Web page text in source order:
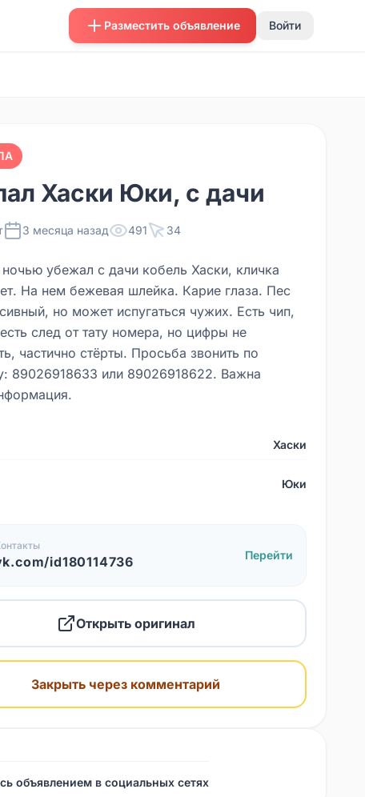
Разместить объявление Войти
Хаски Юки, с дачи
3 месяца назад 491 34
убежал с дачи кобель Хаски, кличка
На нем бежевая шлейка. Карие глаза. Пес
но может испугаться чужих. Есть чип,
след от тату номера, но цифры не
частично стёрты. Просьба звонить по
89026918633 или 89026918622. Важна
Хаски
Юки
id180114736 Перейти
Открыть оригинал
Закрыть через комментарий
объявлением в социальных сетях